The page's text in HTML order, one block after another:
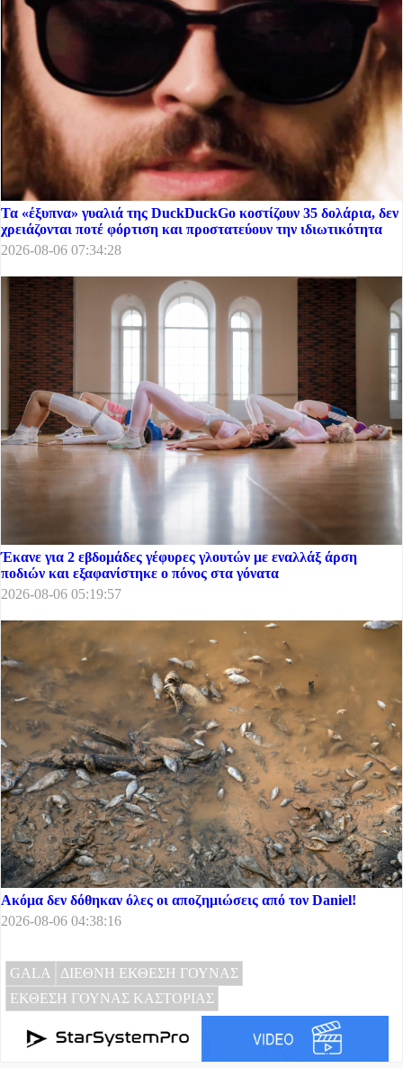
Τα «έξυπνα» γυαλιά της DuckDuckGo κοστίζουν 35 δολάρια, δεν
χρειάζονται ποτέ φόρτιση και προστατεύουν την ιδιωτικότητα
2026-08-06 07:34:28
Έκανε για 2 εβδομάδες γέφυρες γλουτών με εναλλάξ άρση
ποδιών και εξαφανίστηκε ο πόνος στα γόνατα
2026-08-06 05:19:57
Ακόμα δεν δόθηκαν όλες οι αποζημιώσεις από τον Daniel!
2026-08-06 04:38:16
GALA
ΔΙΕΘΝΗ ΕΚΘΕΣΗ ΓΟΥΝΑΣ
ΕΚΘΕΣΗ ΓΟΥΝΑΣ ΚΑΣΤΟΡΙΑΣ